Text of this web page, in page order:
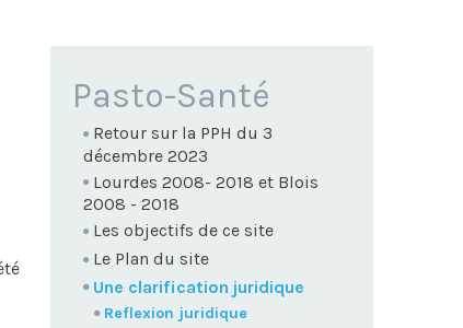
NAVIGATION
Pasto-Santé
Retour sur la PPH du 3
décembre 2023
Lourdes 2008- 2018 et Blois
2008 - 2018
Les objectifs de ce site
Le Plan du site
Une clarification juridique
Reflexion juridique